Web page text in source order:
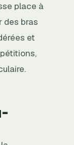
place à
des bras
et